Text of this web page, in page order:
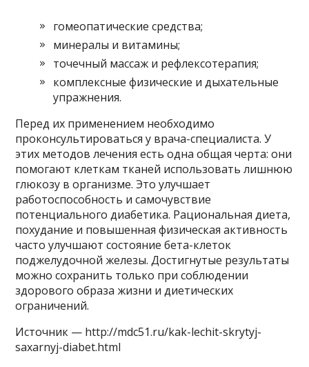
гомеопатические средства;
минералы и витамины;
точечный массаж и рефлексотерапия;
комплексные физические и дыхательные
упражнения.
Перед их применением необходимо
проконсультироваться у врача-специалиста. У
этих методов лечения есть одна общая черта: они
помогают клеткам тканей использовать лишнюю
глюкозу в организме. Это улучшает
работоспособность и самочувствие
потенциального диабетика. Рациональная диета,
похудание и повышенная физическая активность
часто улучшают состояние бета-клеток
поджелудочной железы. Достигнутые результаты
можно сохранить только при соблюдении
здорового образа жизни и диетических
ограничений.
Источник — http://mdc51.ru/kak-lechit-skrytyj-
saxarnyj-diabet.html